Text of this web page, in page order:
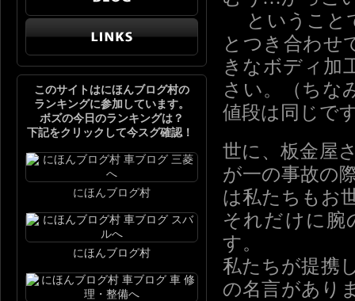
ということ
とつき合わせ
きなボディ加
さい。（ちな
値段は同じで
世に、板金屋
が一の事故の
は私たちもお
それだけに腕
す。
私たちが提携
の名言があり
このサイトはにほんブログ村の
ランキングに参加しています。
ボズの今日のランキングは？
下記をクリックして今スグ確認！
にほんブログ村
にほんブログ村